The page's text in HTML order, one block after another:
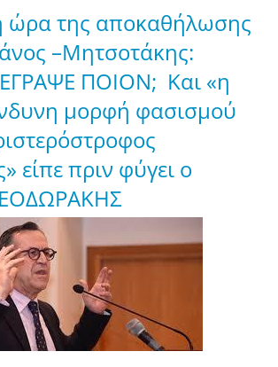
ώρα της αποκαθήλωσης
–Μητσοτάκης:
ΠΟΙΟΝ; Και «η
μορφή φασισμού
είπε πριν φύγει ο